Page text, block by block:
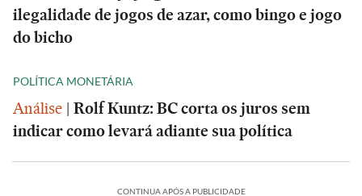
ilegalidade de jogos de azar, como bingo e jogo
do bicho
POLÍTICA MONETÁRIA
Análise | Rolf Kuntz: BC corta os juros sem
indicar como levará adiante sua política
CONTINUA APÓS A PUBLICIDADE